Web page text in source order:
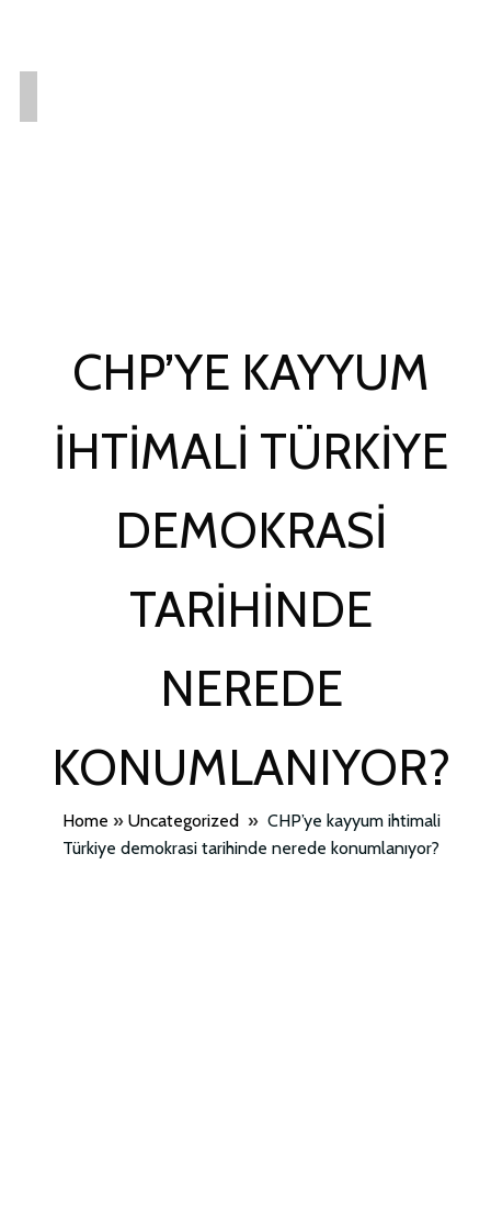
CHP’YE KAYYUM
IHTIMALI TÜRKIYE
DEMOKRASI
TARIHINDE
NEREDE
KONUMLANIYOR?
Home » Uncategorized » CHP’ye kayyum ihtimali
Türkiye demokrasi tarihinde nerede konumlanıyor?